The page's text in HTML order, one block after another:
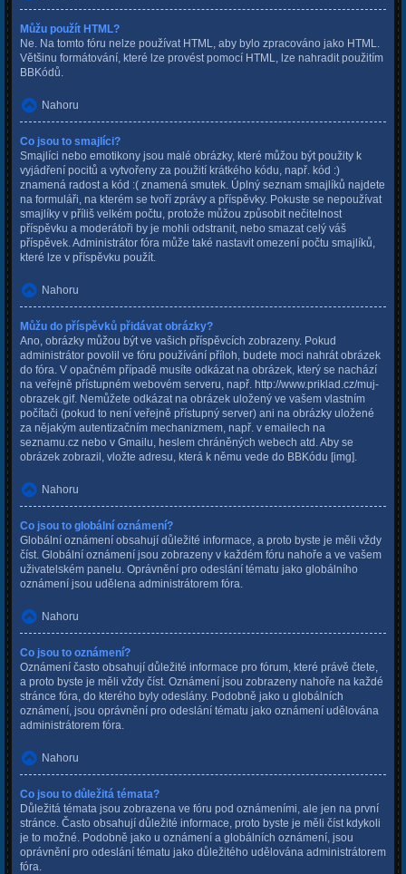
Můžu použít HTML?
Ne. Na tomto fóru nelze používat HTML, aby bylo zpracováno jako HTML.
Většinu formátování, které lze provést pomocí HTML, lze nahradit použitím
BBKódů.
Nahoru
Co jsou to smajlíci?
Smajlíci nebo emotikony jsou malé obrázky, které můžou být použity k
vyjádření pocitů a vytvořeny za použití krátkého kódu, např. kód :)
znamená radost a kód :( znamená smutek. Úplný seznam smajlíků najdete
na formuláři, na kterém se tvoří zprávy a příspěvky. Pokuste se nepoužívat
smajlíky v příliš velkém počtu, protože můžou způsobit nečitelnost
příspěvku a moderátoři by je mohli odstranit, nebo smazat celý váš
příspěvek. Administrátor fóra může také nastavit omezení počtu smajlíků,
které lze v příspěvku použít.
Nahoru
Můžu do příspěvků přidávat obrázky?
Ano, obrázky můžou být ve vašich příspěvcích zobrazeny. Pokud
administrátor povolil ve fóru používání příloh, budete moci nahrát obrázek
do fóra. V opačném případě musíte odkázat na obrázek, který se nachází
na veřejně přístupném webovém serveru, např. http://www.priklad.cz/muj-
obrazek.gif. Nemůžete odkázat na obrázek uložený ve vašem vlastním
počítači (pokud to není veřejně přístupný server) ani na obrázky uložené
za nějakým autentizačním mechanizmem, např. v emailech na
seznamu.cz nebo v Gmailu, heslem chráněných webech atd. Aby se
obrázek zobrazil, vložte adresu, která k němu vede do BBKódu [img].
Nahoru
Co jsou to globální oznámení?
Globální oznámení obsahují důležité informace, a proto byste je měli vždy
číst. Globální oznámení jsou zobrazeny v každém fóru nahoře a ve vašem
uživatelském panelu. Oprávnění pro odeslání tématu jako globálního
oznámení jsou udělena administrátorem fóra.
Nahoru
Co jsou to oznámení?
Oznámení často obsahují důležité informace pro fórum, které právě čtete,
a proto byste je měli vždy číst. Oznámení jsou zobrazeny nahoře na každé
stránce fóra, do kterého byly odeslány. Podobně jako u globálních
oznámení, jsou oprávnění pro odeslání tématu jako oznámení udělována
administrátorem fóra.
Nahoru
Co jsou to důležitá témata?
Důležitá témata jsou zobrazena ve fóru pod oznámeními, ale jen na první
stránce. Často obsahují důležité informace, proto byste je měli číst kdykoli
je to možné. Podobně jako u oznámení a globálních oznámení, jsou
oprávnění pro odeslání tématu jako důležitého udělována administrátorem
fóra.